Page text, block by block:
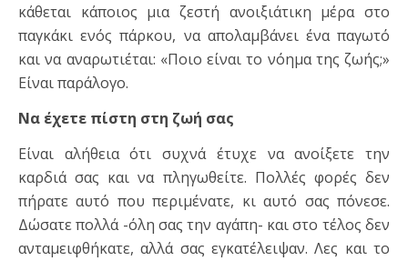
κάθεται κάποιος μια ζεστή ανοιξιάτικη μέρα στο
παγκάκι ενός πάρκου, να απολαμβάνει ένα παγωτό
και να αναρωτιέται: «Ποιο είναι το νόημα της ζωής;»
Είναι παράλογο.
Να έχετε πίστη στη ζωή σας
Είναι αλήθεια ότι συχνά έτυχε να ανοίξετε την
καρδιά σας και να πληγωθείτε. Πολλές φορές δεν
πήρατε αυτό που περιμένατε, κι αυτό σας πόνεσε.
Δώσατε πολλά -όλη σας την αγάπη- και στο τέ­λος δεν
ανταμειφθήκατε, αλλά σας εγκατέλειψαν. Λες και το